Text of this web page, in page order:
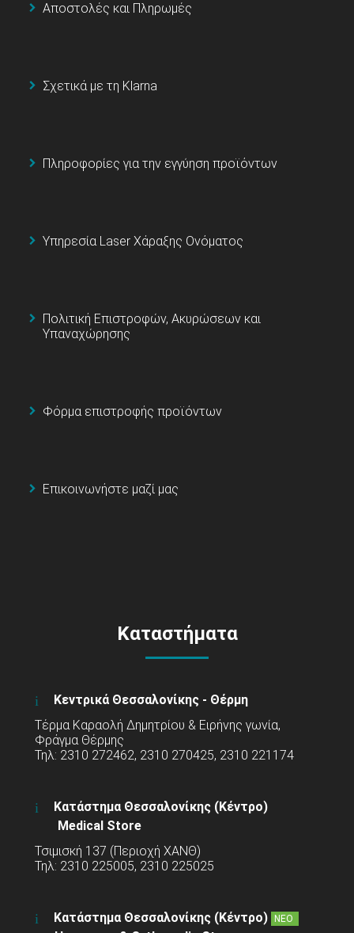
Αποστολές και Πληρωμές
Σχετικά με τη Klarna
Πληροφορίες για την εγγύηση προϊόντων
Υπηρεσία Laser Χάραξης Ονόματος
Πολιτική Επιστροφών, Ακυρώσεων και
Υπαναχώρησης
Φόρμα επιστροφής προϊόντων
Επικοινωνήστε μαζί μας
Καταστήματα
Κεντρικά Θεσσαλονίκης - Θέρμη
Τέρμα Καραολή Δημητρίου & Ειρήνης γωνία,
Φράγμα Θέρμης
Τηλ: 2310 272462, 2310 270425, 2310 221174
Κατάστημα Θεσσαλονίκης (Κέντρο)
Medical Store
Τσιμισκή 137 (Περιοχή ΧΑΝΘ)
Τηλ: 2310 225005, 2310 225025
Κατάστημα Θεσσαλονίκης (Κέντρο) ΝΕΟ